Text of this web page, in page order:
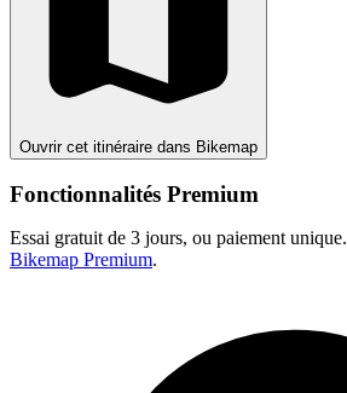
Ouvrir cet itinéraire dans Bikemap
Fonctionnalités Premium
Essai gratuit de 3 jours, ou paiement unique.
Bikemap Premium.